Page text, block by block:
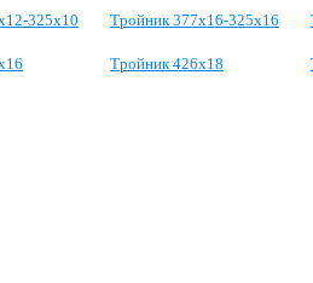
325х10 Тройник 377х16-325х16
Тройник 426х18